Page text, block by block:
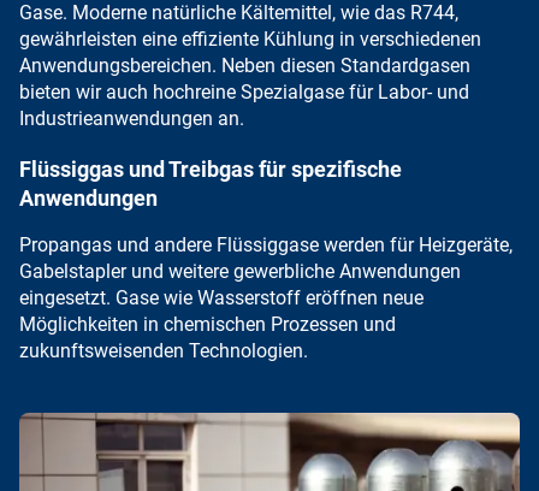
Gase. Moderne natürliche Kältemittel , wie das R744,
gewährleisten eine effiziente Kühlung in verschiedenen
Anwendungsbereichen. Neben diesen Standardgasen
bieten wir auch hochreine Spezialgase für Labor- und
Industrieanwendungen an.
Flüssiggas und Treibgas für spezifische
Anwendungen
Propangas und andere Flüssiggase werden für Heizgeräte,
Gabelstapler und weitere gewerbliche Anwendungen
eingesetzt. Gase wie Wasserstoff eröffnen neue
Möglichkeiten in chemischen Prozessen und
zukunftsweisenden Technologien.